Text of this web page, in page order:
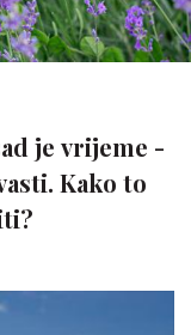
je vrijeme -
Kako to